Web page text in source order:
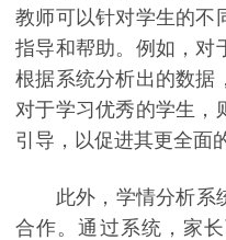
教师可以针对学生的不
指导和帮助。例如，对
根据系统分析出的数据
对于学习优秀的学生，
引导，以促进其更全面
此外，学情分析系
合作。通过系统，家